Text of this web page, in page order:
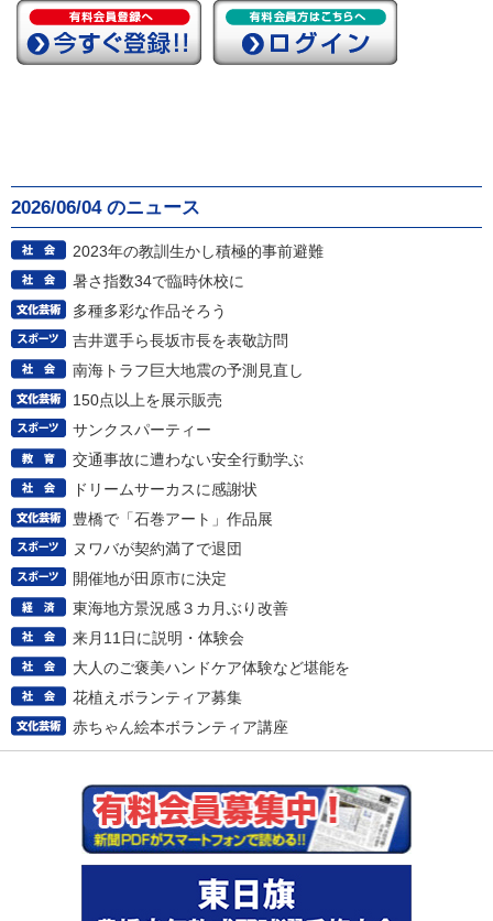
2026/06/04 のニュース
2023年の教訓生かし積極的事前避難
暑さ指数34で臨時休校に
多種多彩な作品そろう
吉井選手ら長坂市長を表敬訪問
南海トラフ巨大地震の予測見直し
150点以上を展示販売
サンクスパーティー
交通事故に遭わない安全行動学ぶ
ドリームサーカスに感謝状
豊橋で「石巻アート」作品展
ヌワバが契約満了で退団
開催地が田原市に決定
東海地方景況感３カ月ぶり改善
来月11日に説明・体験会
大人のご褒美ハンドケア体験など堪能を
花植えボランティア募集
赤ちゃん絵本ボランティア講座